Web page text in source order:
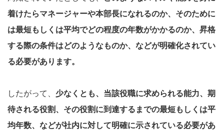
着けたらマネージャーや本部長になれるのか、そのために
は最短もしくは平均でどの程度の年数がかかるのか、昇格
する際の条件はどのようなものか、などが明確化されてい
る必要があります。
したがって、 少なくとも、当該役職に求められる能力、期
待される役割、その役割に到達するまでの最短もしくは平
均年数、などが社内に対して明確に示されている必要があ